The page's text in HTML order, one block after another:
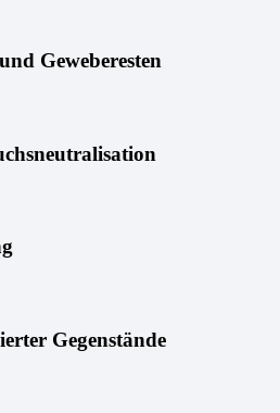
Geweberesten
Gegenstände